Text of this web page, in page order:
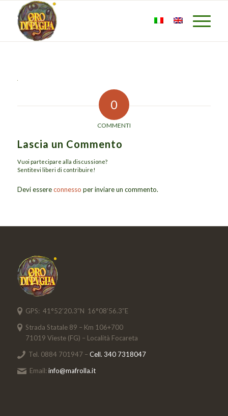
0
COMMENTI
Lascia un Commento
Vuoi partecipare alla discussione?
Sentitevi liberi di contribuire!
Devi essereconnesso per inviare un commento.
GPS: 41°52’20.3″N 16°08’56.3″E
Strada Statale 89 – Km 106+700
71019 Vieste (FG) – Località Focareta
Tel. 0884 701947 –Cell. 340 7318047
Email:info@mafrolla.it